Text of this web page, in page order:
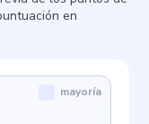
en
mayoría